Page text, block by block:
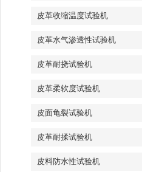
皮革收缩温度试验机
皮革水气渗透性试验机
皮革耐挠试验机
皮革柔软度试验机
皮面龟裂试验机
皮革耐揉试验机
皮料防水性试验机